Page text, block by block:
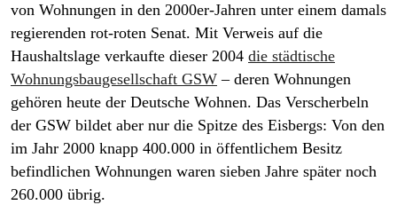
von Wohnungen in den 2000er-Jahren unter einem damals
regierenden rot-roten Senat. Mit Verweis auf die
Haushaltslage verkaufte dieser 2004 die städtische
Wohnungsbaugesellschaft GSW – deren Wohnungen
gehören heute der Deutsche Wohnen. Das Verscherbeln
der GSW bildet aber nur die Spitze des Eisbergs: Von den
im Jahr 2000 knapp 400.000 in öffentlichem Besitz
befindlichen Wohnungen waren sieben Jahre später noch
260.000 übrig.